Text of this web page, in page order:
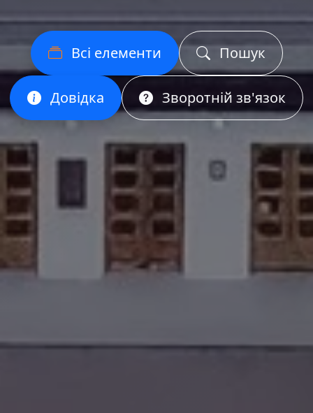
Всі елементи Пошук
Довідка Зворотній зв'язок